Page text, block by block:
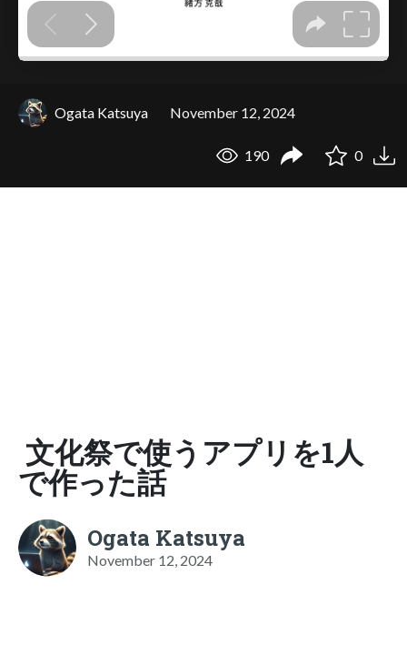
Ogata Katsuya November 12, 2024
190 0
文化祭で使うアプリを1人
で作った話
Ogata Katsuya
November 12, 2024